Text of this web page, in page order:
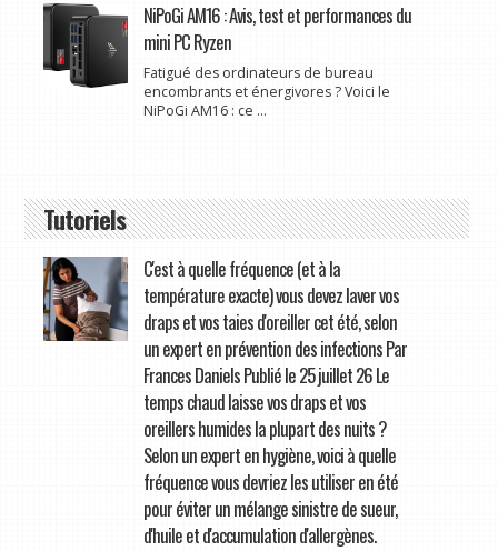
NiPoGi AM16 : Avis, test et performances du
mini PC Ryzen
Fatigué des ordinateurs de bureau
encombrants et énergivores ? Voici le
NiPoGi AM16 : ce ...
Tutoriels
C'est à quelle fréquence (et à la
température exacte) vous devez laver vos
draps et vos taies d'oreiller cet été, selon
un expert en prévention des infections Par
Frances Daniels Publié le 25 juillet 26 Le
temps chaud laisse vos draps et vos
oreillers humides la plupart des nuits ?
Selon un expert en hygiène, voici à quelle
fréquence vous devriez les utiliser en été
pour éviter un mélange sinistre de sueur,
d'huile et d'accumulation d'allergènes.